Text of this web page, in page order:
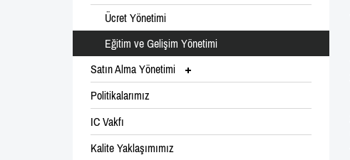
Ücret Yönetimi
Eğitim ve Gelişim Yönetimi
Satın Alma Yönetimi
Politikalarımız
IC Vakfı
Kalite Yaklaşımımız